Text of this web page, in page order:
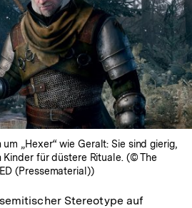
„Hexer“ wie Geralt: Sie sind gierig,
für düstere Rituale. (© The
(Pressematerial))
Stereotype auf